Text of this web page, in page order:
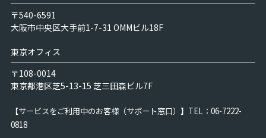
〒540-6591
大阪市中央区大手前1-7-31 OMMビル18F
東京オフィス
〒108-0014
東京都港区芝5-13-15 芝三田森ビル7F
【サービスをご利用中のお客様（サポート窓口）】 TEL：06-7222-
0818